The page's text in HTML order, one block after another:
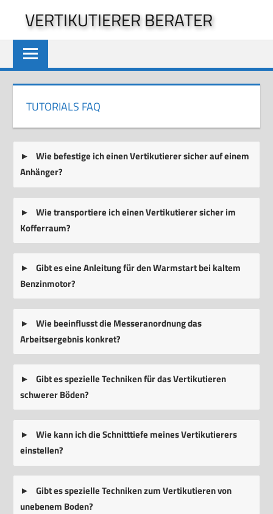
springen
VERTIKUTIERER BERATER
TUTORIALS FAQ
Wie befestige ich einen Vertikutierer sicher auf einem
Anhänger?
Wie transportiere ich einen Vertikutierer sicher im
Kofferraum?
Gibt es eine Anleitung für den Warmstart bei kaltem
Benzinmotor?
Wie beeinflusst die Messeranordnung das
Arbeitsergebnis konkret?
Gibt es spezielle Techniken für das Vertikutieren
schwerer Böden?
Wie kann ich die Schnitttiefe meines Vertikutierers
einstellen?
Gibt es spezielle Techniken zum Vertikutieren von
unebenem Boden?